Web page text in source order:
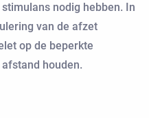
nodig hebben. In
van de afzet
op de beperkte
houden.